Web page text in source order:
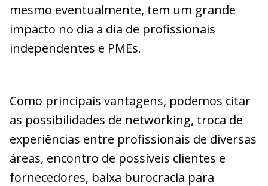
mesmo eventualmente, tem um grande
impacto no dia a dia de profissionais
independentes e PMEs.
Como principais vantagens, podemos citar
as possibilidades de networking, troca de
experiências entre profissionais de diversas
áreas, encontro de possíveis clientes e
fornecedores, baixa burocracia para